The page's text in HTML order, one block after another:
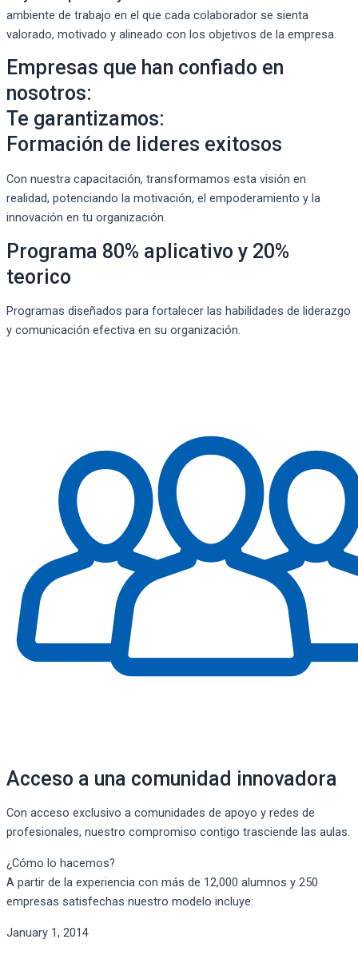
ambiente de trabajo en el que cada colaborador se sienta
valorado, motivado y alineado con los objetivos de la empresa.
Empresas que han confiado en
nosotros:
Te garantizamos:
Formación de lideres exitosos
Con nuestra capacitación, transformamos esta visión en
realidad, potenciando la motivación, el empoderamiento y la
innovación en tu organización.
Programa 80% aplicativo y 20%
teorico
Programas diseñados para fortalecer las habilidades de liderazgo
y comunicación efectiva en su organización.
Acceso a una comunidad innovadora
Con acceso exclusivo a comunidades de apoyo y redes de
profesionales, nuestro compromiso contigo trasciende las aulas.
¿Cómo lo hacemos?
A partir de la experiencia con más de 12,000 alumnos y 250
empresas satisfechas nuestro modelo incluye:
January 1, 2014